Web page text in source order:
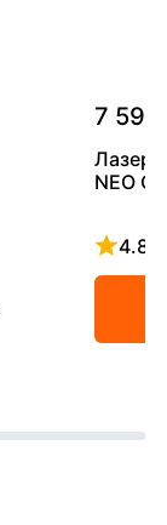
7 590
NEO
4.8